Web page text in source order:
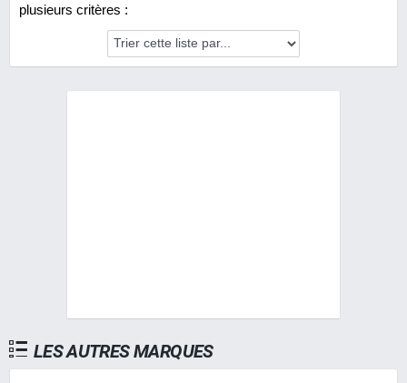
plusieurs critères :
LES AUTRES MARQUES